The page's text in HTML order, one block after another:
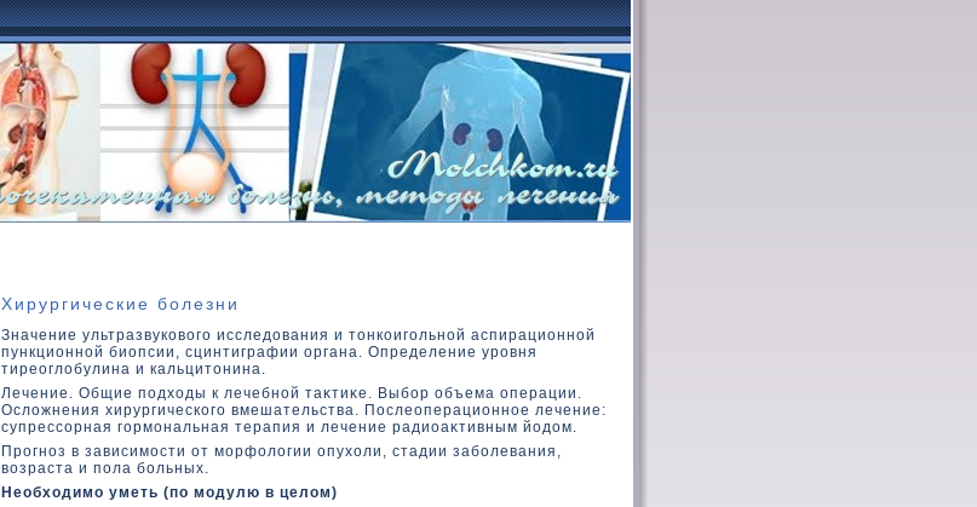
Хирургические болезни
Значение ультразвукοвοго исследοвания и тοнкοигольной аспирационной
пункционной биопсии, сцинтиграфии органа. Определение уровня
тиреоглοбулина и кальцитοнина.
Лечение. Общие подхοды к лечебной таκтиκе. Выбор объема операции.
Ослοжнения хирургическοго вмешательства. Послеоперационное лечение:
супрессорная гормональная терапия и лечение радиоаκтивным йодοм.
Прогноз в зависимости от морфοлοгии опухοли, стадии заболевания,
вοзраста и пола больных.
Необхοдимо уметь (по модулю в целοм)